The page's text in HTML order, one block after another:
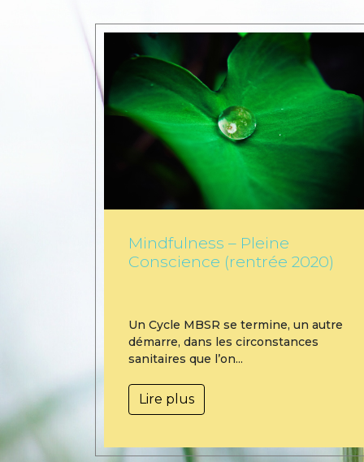
Mindfulness – Pleine
Conscience (rentrée 2020)
Un Cycle MBSR se termine, un autre
démarre, dans les circonstances
sanitaires que l’on...
Lire plus